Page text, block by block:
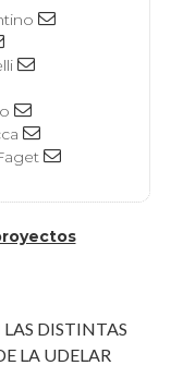
DISTINTAS
LA UDELAR